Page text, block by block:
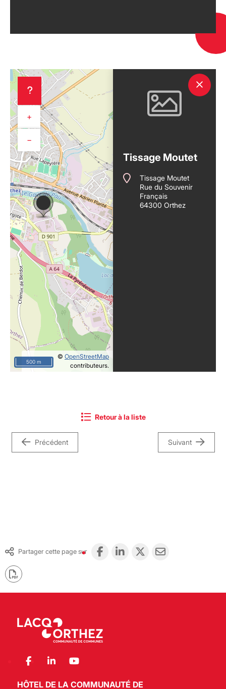
+
−
© OpenStreetMap
contributeurs.
500 m
Tissage Moutet
Tissage Moutet
Rue du Souvenir
Français
64300 Orthez
Précédent
Retour à la liste
Suivant
Partager cette page sur
HÔTEL DE LA COMMUNAUTÉ DE